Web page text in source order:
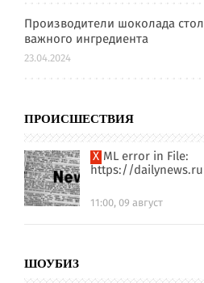
Производители шоколада
важного ингредиента
23.04.2024
ПРОИСШЕСТВИЯ
XML error in File:
https://
11:00, 09 август
ШОУБИЗ